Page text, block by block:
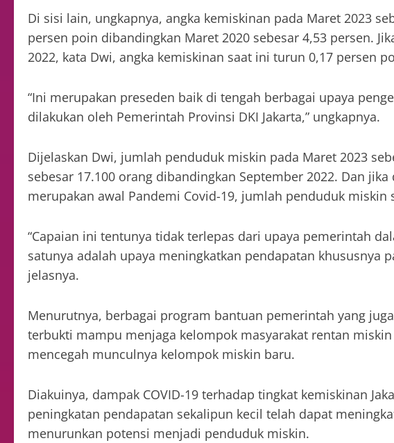
Di sisi lain, ungkapnya, angka kemiskinan pada Maret 2023
persen poin dibandingkan Maret 2020 sebesar 4,53 persen.
2022, kata Dwi, angka kemiskinan saat ini turun 0,17 persen
“Ini merupakan preseden baik di tengah berbagai upaya
dilakukan oleh Pemerintah Provinsi DKI Jakarta,” ungkapnya.
Dijelaskan Dwi, jumlah penduduk miskin pada Maret 2023
sebesar 17.100 orang dibandingkan September 2022. Dan
merupakan awal Pandemi Covid-19, jumlah penduduk
“Capaian ini tentunya tidak terlepas dari upaya pemerintah
satunya adalah upaya meningkatkan pendapatan khususnya
jelasnya.
Menurutnya, berbagai program bantuan pemerintah yang
terbukti mampu menjaga kelompok masyarakat rentan
mencegah munculnya kelompok miskin baru.
Diakuinya, dampak COVID-19 terhadap tingkat kemiskinan
peningkatan pendapatan sekalipun kecil telah dapat
menurunkan potensi menjadi penduduk miskin.